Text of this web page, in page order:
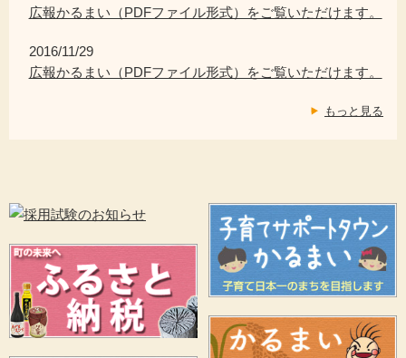
広報かるまい（PDFファイル形式）をご覧いただけます。
2016/11/29
広報かるまい（PDFファイル形式）をご覧いただけます。
もっと見る